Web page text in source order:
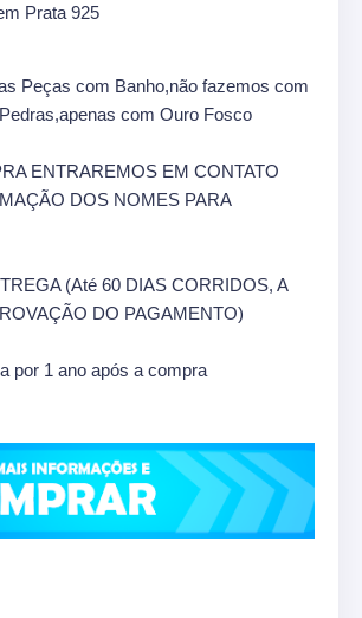
Prata 925
Peças com Banho,não fazemos com
com Ouro Fosco
ENTRAREMOS EM CONTATO
DOS NOMES PARA
(Até 60 DIAS CORRIDOS, A
DO PAGAMENTO)
por 1 ano após a compra